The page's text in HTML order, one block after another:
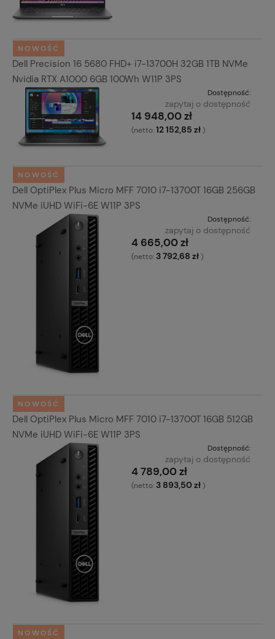
Dell Precision 16 5680 FHD+ i7-13700H 32GB 1TB NVMe
Nvidia RTX A1000 6GB 100Wh W11P 3PS
Dostępność:
zapytaj o dostępność
14 948,00 zł
(netto:12 152,85 zł)
NOWOŚĆ
Dell OptiPlex Plus Micro MFF 7010 i7-13700T 16GB 256GB
NVMe iUHD WiFi-6E W11P 3PS
Dostępność:
zapytaj o dostępność
4 665,00 zł
(netto:3 792,68 zł)
NOWOŚĆ
Dell OptiPlex Plus Micro MFF 7010 i7-13700T 16GB 512GB
NVMe iUHD WiFi-6E W11P 3PS
Dostępność:
zapytaj o dostępność
4 789,00 zł
(netto:3 893,50 zł)
NOWOŚĆ
NOWOŚĆ